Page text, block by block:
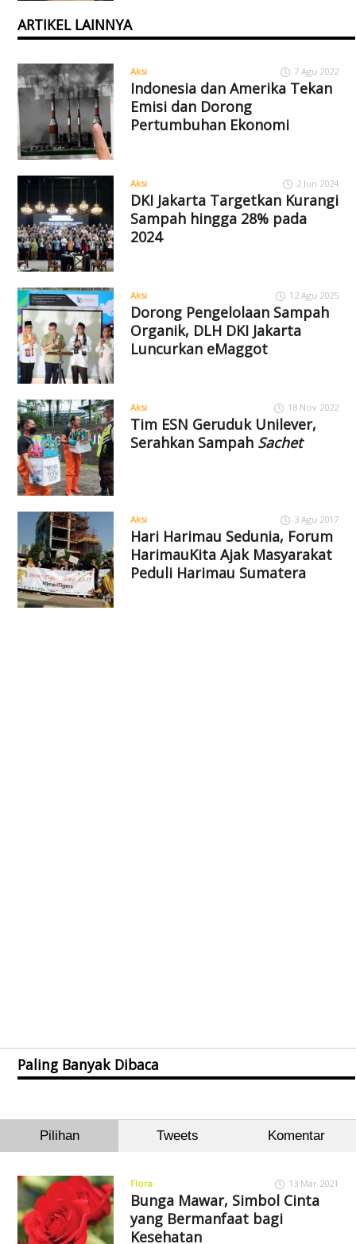
ARTIKEL LAINNYA
Aksi 7 Agu 2022
Indonesia dan Amerika Tekan
Emisi dan Dorong
Pertumbuhan Ekonomi
Aksi 2 Jun 2024
DKI Jakarta Targetkan Kurangi
Sampah hingga 28% pada
2024
Aksi 12 Agu 2025
Dorong Pengelolaan Sampah
Organik, DLH DKI Jakarta
Luncurkan eMaggot
Aksi 18 Nov 2022
Tim ESN Geruduk Unilever,
Serahkan Sampah Sachet
Aksi 3 Agu 2017
Hari Harimau Sedunia, Forum
HarimauKita Ajak Masyarakat
Peduli Harimau Sumatera
Paling Banyak Dibaca
Pilihan Tweets Komentar
Flora 13 Mar 2021
Bunga Mawar, Simbol Cinta
yang Bermanfaat bagi
Kesehatan